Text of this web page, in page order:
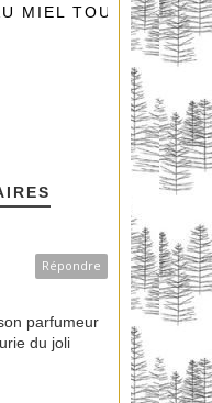
MIEL TOUT
Répondre
parfumeur
du joli